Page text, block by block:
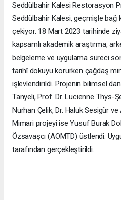
Seddülbahir Kalesi Restorasyon
Seddülbahir Kalesi, geçmişle bağ
çekiyor. 18 Mart 2023 tarihinde
kapsamlı akademik araştırma,
belgeleme ve uygulama süreci
tarihî dokuyu korurken çağdaş
işlevlendirildi. Projenin bilimsel
Tanyeli, Prof. Dr. Lucienne Thys-
Nurhan Çelik, Dr. Haluk Sesigür ve
Mimari projeyi ise Yusuf Burak
Özsavaşcı (AOMTD) üstlendi.
tarafından gerçekleştirildi.